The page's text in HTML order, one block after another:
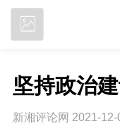
坚持政治
新湘评论网 2021-